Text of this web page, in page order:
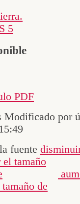
PDF
Modificado por
fuente